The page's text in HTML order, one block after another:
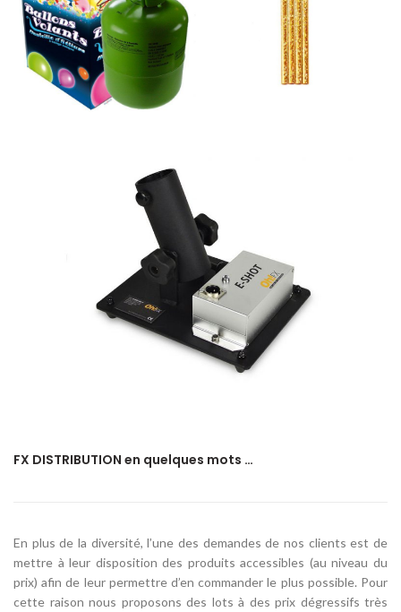
FX DISTRIBUTION en quelques mots …
En plus de la diversité, l’une des demandes de nos clients est de
mettre à leur disposition des produits accessibles (au niveau du
prix) afin de leur permettre d’en commander le plus possible. Pour
cette raison nous proposons des lots à des prix dégressifs très